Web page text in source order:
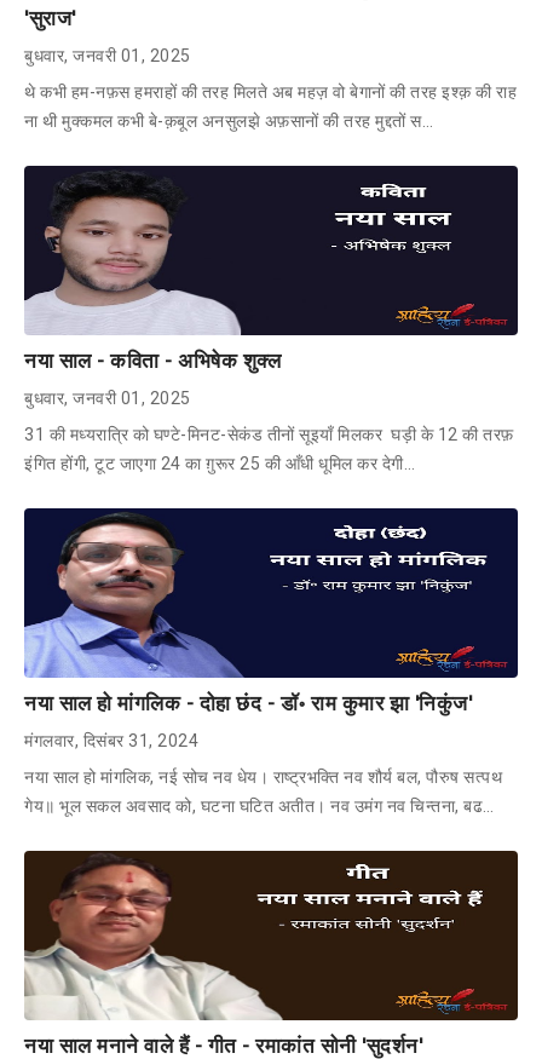
'सुराज'
बुधवार, जनवरी 01, 2025
थे कभी हम-नफ़स हमराहों की तरह मिलते अब महज़ वो बेगानों की तरह इश्क़ की राह
ना थी मुक्कमल कभी बे-क़बूल अनसुलझे अफ़सानों की तरह मुद्दतों स…
नया साल - कविता - अभिषेक शुक्ल
बुधवार, जनवरी 01, 2025
31 की मध्यरात्रि को घण्टे-मिनट-सेकंड तीनों सूइयाँ मिलकर घड़ी के 12 की तरफ़
इंगित होंगी, टूट जाएगा 24 का ग़ुरूर 25 की आँधी धूमिल कर देगी…
नया साल हो मांगलिक - दोहा छंद - डॉ॰ राम कुमार झा 'निकुंज'
मंगलवार, दिसंबर 31, 2024
नया साल हो मांगलिक, नई सोच नव धेय। राष्ट्रभक्ति नव शौर्य बल, पौरुष सत्पथ
गेय॥ भूल सकल अवसाद को, घटना घटित अतीत। नव उमंग नव चिन्तना, बढ…
नया साल मनाने वाले हैं - गीत - रमाकांत सोनी 'सुदर्शन'